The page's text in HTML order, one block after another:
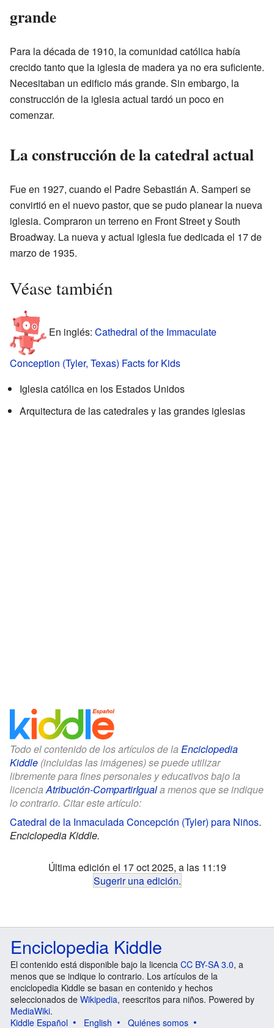
grande
Para la década de 1910, la comunidad católica había
crecido tanto que la iglesia de madera ya no era suficiente.
Necesitaban un edificio más grande. Sin embargo, la
construcción de la iglesia actual tardó un poco en
comenzar.
La construcción de la catedral actual
Fue en 1927, cuando el Padre Sebastián A. Samperi se
convirtió en el nuevo pastor, que se pudo planear la nueva
iglesia. Compraron un terreno en Front Street y South
Broadway. La nueva y actual iglesia fue dedicada el 17 de
marzo de 1935.
Véase también
En inglés: Cathedral of the Immaculate
Conception (Tyler, Texas) Facts for Kids
Iglesia católica en los Estados Unidos
Arquitectura de las catedrales y las grandes iglesias
Todo el contenido de los artículos de la Enciclopedia
Kiddle (incluidas las imágenes) se puede utilizar
libremente para fines personales y educativos bajo la
licenciaAtribución-CompartirIguala menos que se indique
lo contrario. Citar este artículo:
Catedral de la Inmaculada Concepción (Tyler) para Niños.
Enciclopedia Kiddle.
Última edición el 17 oct 2025, a las 11:19
Sugerir una edición.
Enciclopedia Kiddle
El contenido está disponible bajo la licencia CC BY-SA 3.0, a
menos que se indique lo contrario. Los artículos de la
enciclopedia Kiddle se basan en contenido y hechos
seleccionados de Wikipedia, reescritos para niños. Powered by
MediaWiki.
Kiddle Español
English
Quiénes somos